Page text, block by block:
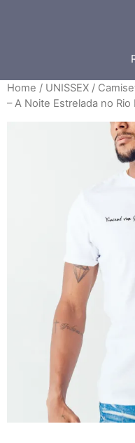
Home / UNISSEX /
– A Noite Estrelada no Rio